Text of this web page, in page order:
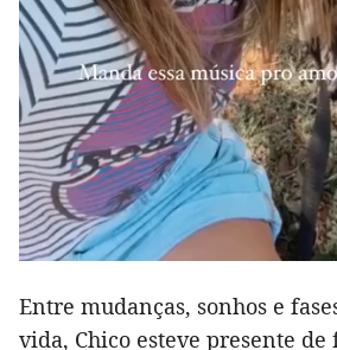
Entre mudanças, sonhos e
vida, Chico esteve presente